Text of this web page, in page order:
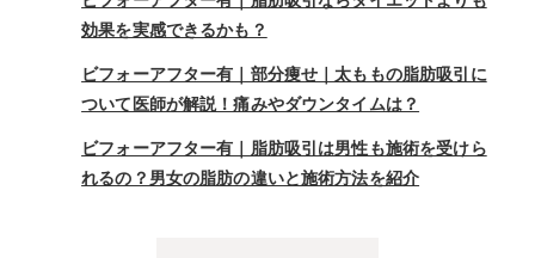
効果を実感できるかも？
ビフォーアフター有｜部分痩せ｜太ももの脂肪吸引に
ついて医師が解説！痛みやダウンタイムは？
ビフォーアフター有｜脂肪吸引は男性も施術を受けら
れるの？男女の脂肪の違いと施術方法を紹介